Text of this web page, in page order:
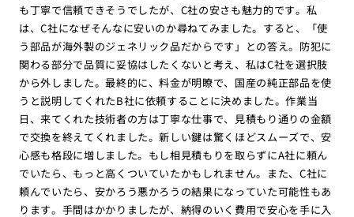
も丁寧で信頼できそうでしたが、C社の安さも魅力的です。私
は、C社になぜそんなに安いのか尋ねてみました。すると、「使
う部品が海外製のジェネリック品だからです」との答え。防犯に
関わる部分で品質に妥協はしたくないと考え、私はC社を選択肢
から外しました。最終的に、料金が明瞭で、国産の純正部品を使
うと説明してくれたB社に依頼することに決めました。作業当
日、来てくれた技術者の方は丁寧な仕事で、見積もり通りの金額
で交換を終えてくれました。新しい鍵は驚くほどスムーズで、安
心感も格段に増しました。もし相見積もりを取らずにA社に頼ん
でいたら、もっと高くついていたかもしれません。また、C社に
頼んでいたら、安かろう悪かろうの結果になっていた可能性もあ
ります。手間はかかりましたが、納得のいく費用で安心を手に入